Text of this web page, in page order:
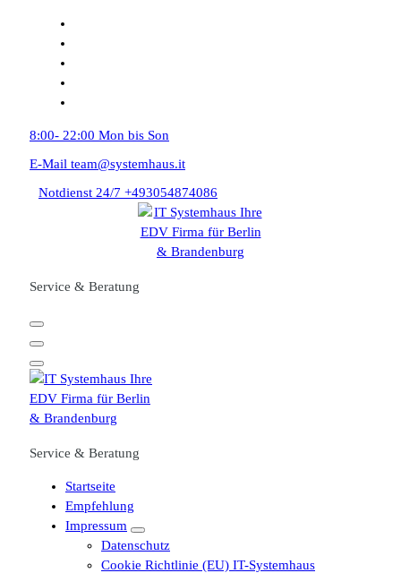
8:00- 22:00 Mon bis Son
E-Mail team@systemhaus.it
Notdienst 24/7 +493054874086
Service & Beratung
Service & Beratung
Startseite
Empfehlung
Impressum
Datenschutz
Cookie Richtlinie (EU) IT-Systemhaus